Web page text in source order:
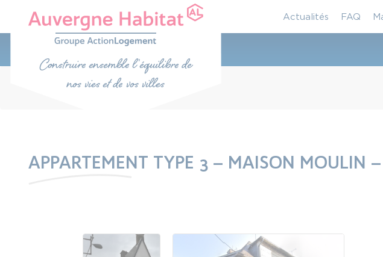
Actualités FAQ
APPARTEMENT TYPE 3 – MAISON MOULIN –